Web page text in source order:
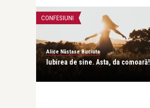
CONFESIUNI
Alice Năstase Buciuta
Iubirea de sine. Asta, da comoară!